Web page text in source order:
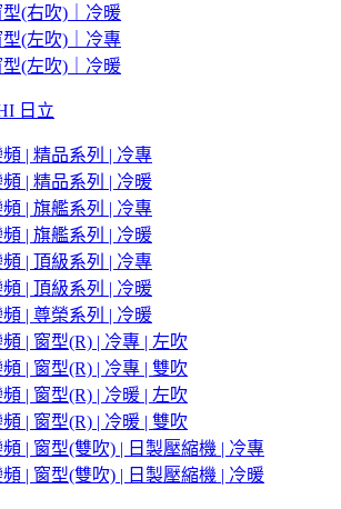
型(右吹)｜冷暖
型(左吹)｜冷專
型(左吹)｜冷暖
日立
| 精品系列 | 冷專
| 精品系列 | 冷暖
| 旗艦系列 | 冷專
| 旗艦系列 | 冷暖
| 頂級系列 | 冷專
| 頂級系列 | 冷暖
| 尊榮系列 | 冷暖
| 窗型(R) | 冷專 | 左吹
| 窗型(R) | 冷專 | 雙吹
| 窗型(R) | 冷暖 | 左吹
| 窗型(R) | 冷暖 | 雙吹
| 窗型(雙吹) | 日製壓縮機 | 冷專
| 窗型(雙吹) | 日製壓縮機 | 冷暖